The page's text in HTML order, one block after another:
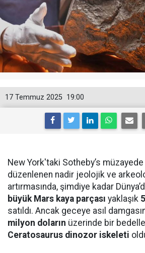
19:00
17 Temmuz 2025
New York'taki Sotheby’s
düzenlenen nadir jeolojik ve
artırmasında, şimdiye kadar
büyük Mars kaya parçası yaklaşık
satıldı. Ancak geceye asıl
milyon doların üzerinde bir
Ceratosaurus dinozor iskeleti